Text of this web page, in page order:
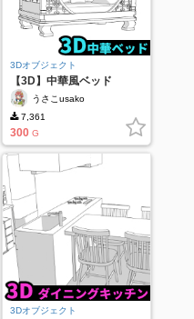
3Dオブジェクト
【3D】中華風ベッド
うさこusako
7,361
300 G
3Dオブジェクト